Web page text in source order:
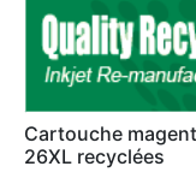
Cartouche
26XL recyclées